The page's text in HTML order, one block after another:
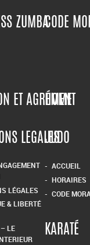
ZUMBACODE
ET AGRÉMENT
HOME
LEGALES
LÉGALES
& LIBERTÉ
LE
JUDO
ACCUEIL
HORAIRES
CODE
KARATÉ